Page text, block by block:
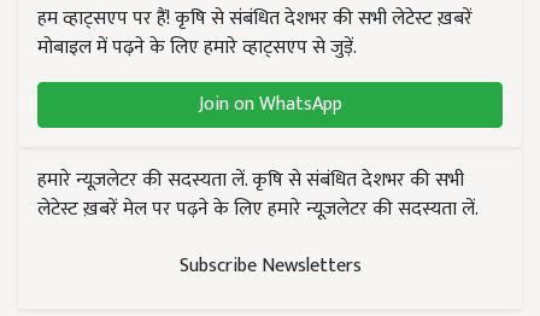
हम व्हाट्सएप पर हैं! कृषि से संबंधित देशभर की सभी लेटेस्ट ख़बरें
मोबाइल में पढ़ने के लिए हमारे व्हाट्सएप से जुड़ें.
Join on WhatsApp
हमारे न्यूज़लेटर की सदस्यता लें. कृषि से संबंधित देशभर की सभी
लेटेस्ट ख़बरें मेल पर पढ़ने के लिए हमारे न्यूज़लेटर की सदस्यता लें.
Subscribe Newsletters